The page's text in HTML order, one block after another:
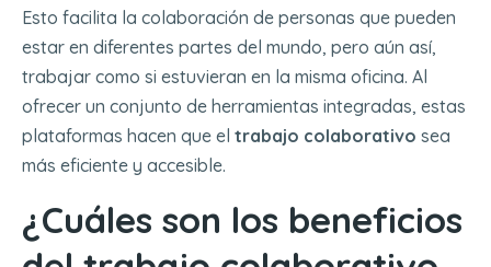
Esto facilita la colaboración de personas que pueden
estar en diferentes partes del mundo, pero aún así,
trabajar como si estuvieran en la misma oficina. Al
ofrecer un conjunto de herramientas integradas, estas
plataformas hacen que el trabajo colaborativo sea
más eficiente y accesible.
¿Cuáles son los beneficios